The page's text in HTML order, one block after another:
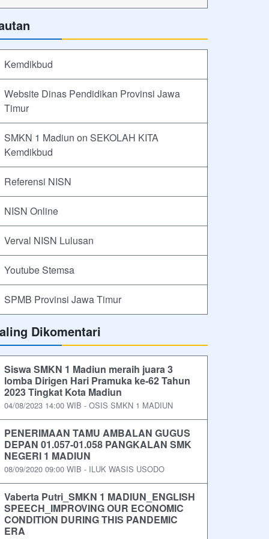
Kemdikbud
Website Dinas Pendidikan Provinsi Jawa
Timur
SMKN 1 Madiun on SEKOLAH KITA
Kemdikbud
Referensi NISN
NISN Online
Verval NISN Lulusan
Youtube Stemsa
SPMB Provinsi Jawa Timur
Dikomentari
Siswa SMKN 1 Madiun meraih juara 3
lomba Dirigen Hari Pramuka ke-62 Tahun
2023 Tingkat Kota Madiun
04/08/2023 14:00 WIB - OSIS SMKN 1 MADIUN
PENERIMAAN TAMU AMBALAN GUGUS
DEPAN 01.057-01.058 PANGKALAN SMK
NEGERI 1 MADIUN
08/09/2020 09:00 WIB - ILUK WASIS USODO
Vaberta Putri_SMKN 1 MADIUN_ENGLISH
SPEECH_IMPROVING OUR ECONOMIC
CONDITION DURING THIS PANDEMIC
ERA